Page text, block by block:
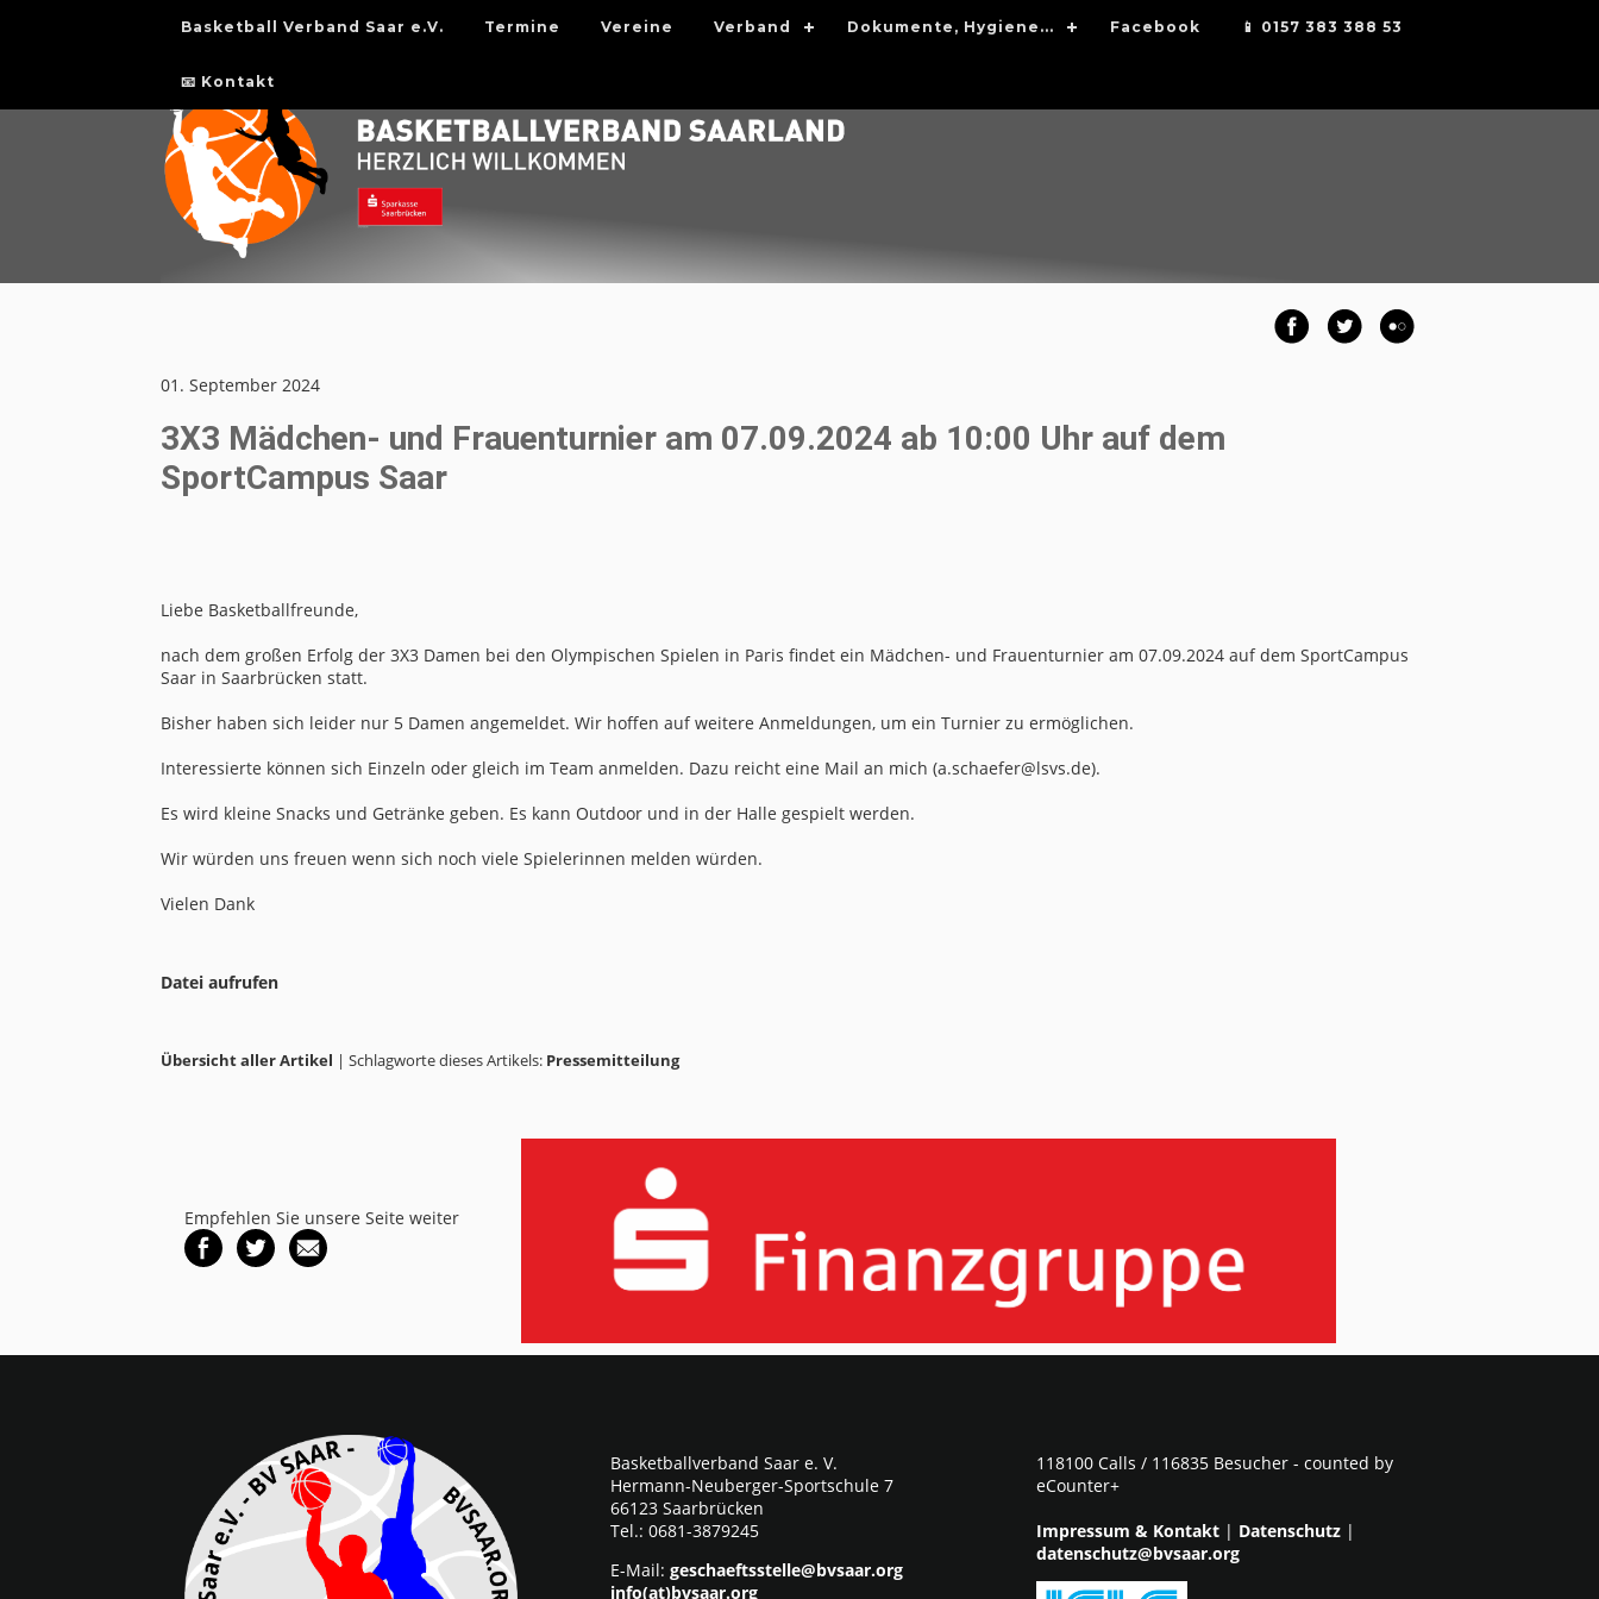
Basketball Verband Saar e.V. Termine Vereine Verband Dokumente, Hygiene... Facebook 📱 0157 383 388 53
📧 Kontakt
01. September 2024
3X3 Mädchen- und Frauenturnier am 07.09.2024 ab 10:00 Uhr auf dem
SportCampus Saar
Liebe Basketballfreunde,
nach dem großen Erfolg der 3X3 Damen bei den Olympischen Spielen in Paris findet ein Mädchen- und Frauenturnier am 07.09.2024 auf dem SportCampus
Saar in Saarbrücken statt.
Bisher haben sich leider nur 5 Damen angemeldet. Wir hoffen auf weitere Anmeldungen, um ein Turnier zu ermöglichen.
Interessierte können sich Einzeln oder gleich im Team anmelden. Dazu reicht eine Mail an mich (a.schaefer@lsvs.de).
Es wird kleine Snacks und Getränke geben. Es kann Outdoor und in der Halle gespielt werden.
Wir würden uns freuen wenn sich noch viele Spielerinnen melden würden.
Vielen Dank
Datei aufrufen
Übersicht aller Artikel | Schlagworte dieses Artikels: Pressemitteilung
Empfehlen Sie unsere Seite weiter
Basketballverband Saar e. V.
Hermann-Neuberger-Sportschule 7
66123 Saarbrücken
Tel.: 0681-3879245
E-Mail: geschaeftsstelle@bvsaar.org
info(at)bvsaar.org
118100 Calls / 116835 Besucher - counted by
eCounter+
Impressum & Kontakt | Datenschutz |
datenschutz@bvsaar.org